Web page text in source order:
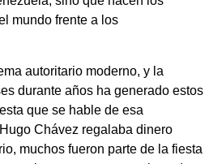
mundo frente a los
autoritario moderno, y la
durante años ha generado estos
que se hable de esa
Chávez regalaba dinero
muchos fueron parte de la fiesta